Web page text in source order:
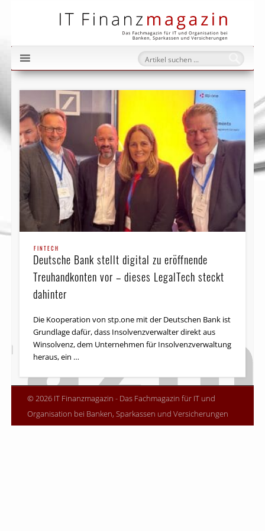
FINTECH
Deutsche Bank stellt digital zu eröffnende
Treuhandkonten vor – dieses LegalTech steckt
dahinter
Die Kooperation von stp.one mit der Deutschen Bank ist
Grundlage dafür, dass Insolvenzverwalter direkt aus
Winsolvenz, dem Unternehmen für Insolvenzverwaltung
heraus, ein …
© 2026 IT Finanzmagazin - Das Fachmagazin für IT und
Organisation bei Banken, Sparkassen und Versicherungen